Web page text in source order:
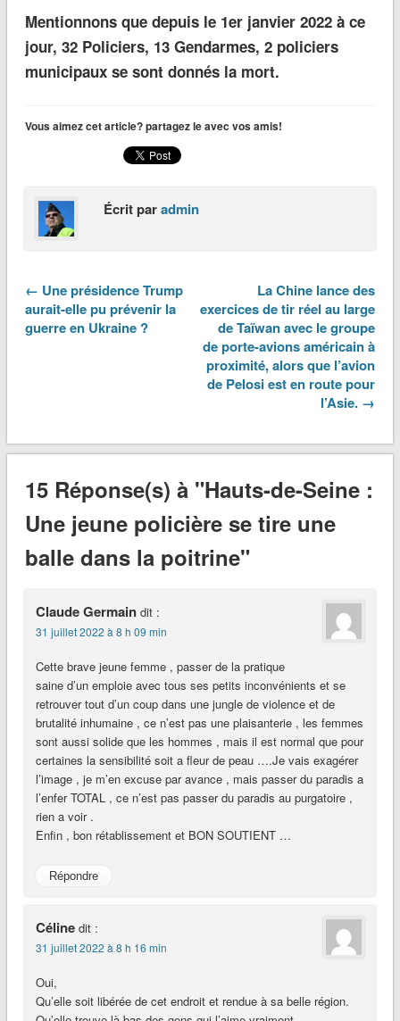
Mentionnons que depuis le 1er janvier 2022 à ce
jour, 32 Policiers, 13 Gendarmes, 2 policiers
municipaux se sont donnés la mort.
Vous aimez cet article? partagez le avec vos amis!
Écrit paradmin
← Une présidence Trump
aurait-elle pu prévenir la
guerre en Ukraine ?
La Chine lance des
exercices de tir réel au large
de Taïwan avec le groupe
de porte-avions américain à
proximité, alors que l’avion
de Pelosi est en route pour
l’Asie. →
15 Réponse(s) à "Hauts-de-Seine :
Une jeune policière se tire une
balle dans la poitrine"
Claude Germain dit :
31 juillet 2022 à 8 h 09 min
Cette brave jeune femme , passer de la pratique
saine d’un emploie avec tous ses petits inconvénients et se
retrouver tout d’un coup dans une jungle de violence et de
brutalité inhumaine , ce n’est pas une plaisanterie , les femmes
sont aussi solide que les hommes , mais il est normal que pour
certaines la sensibilité soit a fleur de peau ….Je vais exagérer
l’image , je m’en excuse par avance , mais passer du paradis a
l’enfer TOTAL , ce n’est pas passer du paradis au purgatoire ,
rien a voir .
Enfin , bon rétablissement et BON SOUTIENT …
Répondre
Céline dit :
31 juillet 2022 à 8 h 16 min
Oui,
Qu’elle soit libérée de cet endroit et rendue à sa belle région.